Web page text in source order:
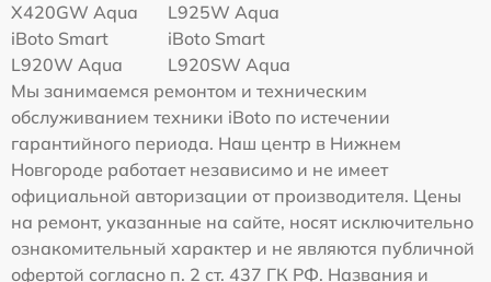
Х420GW Aqua
L925W Aqua
iBoto Smart
L920W Aqua
iBoto Smart
L920SW Aqua
Мы занимаемся ремонтом и техническим
обслуживанием техники iBoto по истечении
гарантийного периода. Наш центр в Нижнем
Новгороде работает независимо и не имеет
официальной авторизации от производителя. Цены
на ремонт, указанные на сайте, носят исключительно
ознакомительный характер и не являются публичной
офертой согласно п. 2 ст. 437 ГК РФ. Названия и